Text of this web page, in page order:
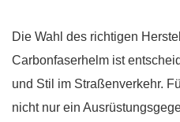
Die Wahl des richtigen
Carbonfaserhelm ist
und Stil im Straßenverkehr.
nicht nur ein